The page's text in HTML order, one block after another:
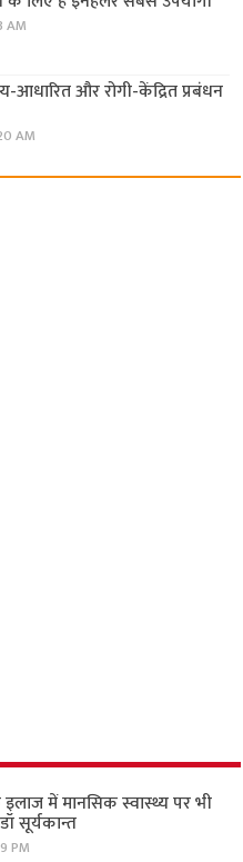
AM
आधारित और रोगी-केंद्रित प्रबंधन
AM
में मानसिक स्वास्थ्य पर भी
सूर्यकान्त
PM